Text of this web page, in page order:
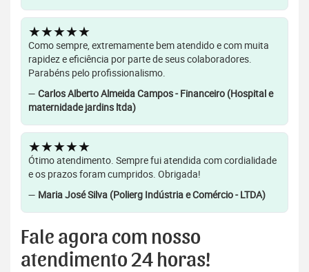
★★★★★
Como sempre, extremamente bem atendido e com muita
rapidez e eficiência por parte de seus colaboradores.
Parabéns pelo profissionalismo.
— Carlos Alberto Almeida Campos - Financeiro (Hospital e
maternidade jardins ltda)
★★★★★
Ótimo atendimento. Sempre fui atendida com cordialidade
e os prazos foram cumpridos. Obrigada!
— Maria José Silva (Polierg Indústria e Comércio - LTDA)
Fale agora com nosso
atendimento 24 horas!